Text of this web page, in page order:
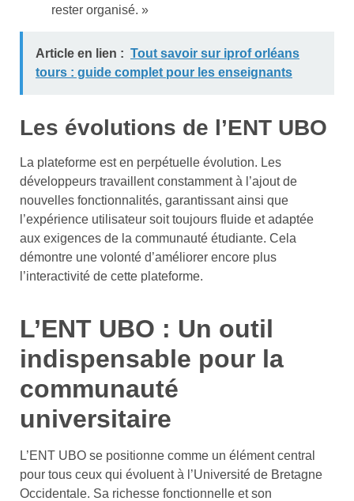
rester organisé. »
Article en lien : Tout savoir sur iprof orléans
tours : guide complet pour les enseignants
Les évolutions de l’ENT UBO
La plateforme est en perpétuelle évolution. Les
développeurs travaillent constamment à l’ajout de
nouvelles fonctionnalités, garantissant ainsi que
l’expérience utilisateur soit toujours fluide et adaptée
aux exigences de la communauté étudiante. Cela
démontre une volonté d’améliorer encore plus
l’interactivité de cette plateforme.
L’ENT UBO : Un outil
indispensable pour la
communauté
universitaire
L’ENT UBO se positionne comme un élément central
pour tous ceux qui évoluent à l’Université de Bretagne
Occidentale. Sa richesse fonctionnelle et son